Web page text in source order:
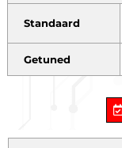
Standaard
Getuned